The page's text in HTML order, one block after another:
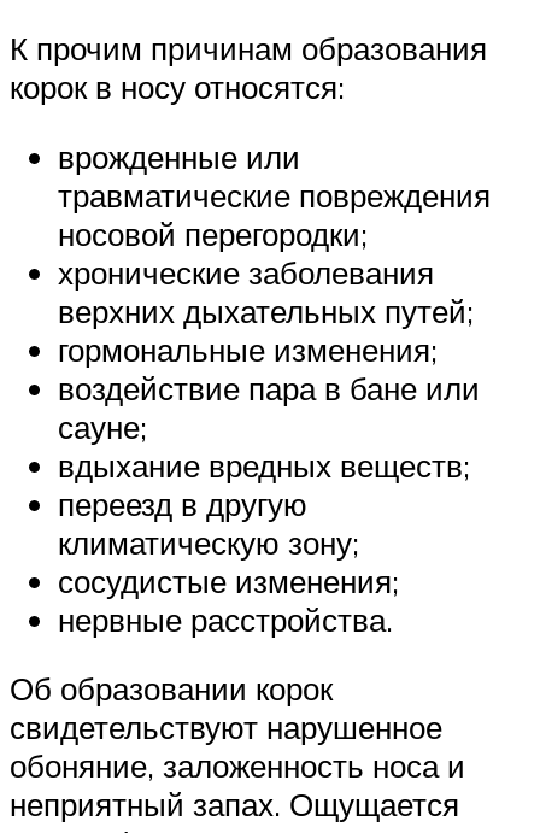
К прочим причинам образования
корок в носу относятся:
врожденные или
травматические повреждения
носовой перегородки;
хронические заболевания
верхних дыхательных путей;
гормональные изменения;
воздействие пара в бане или
сауне;
вдыхание вредных веществ;
переезд в другую
климатическую зону;
сосудистые изменения;
нервные расстройства.
Об образовании корок
свидетельствуют нарушенное
обоняние, заложенность носа и
неприятный запах. Ощущается